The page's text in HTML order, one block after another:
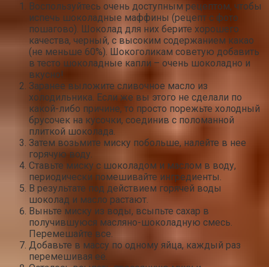
Воспользуйтесь очень доступным рецептом, чтобы
испечь шоколадные маффины (рецепт с фото
пошагово). Шоколад для них берите хорошего
качества, черный, с высоким содержанием какао
(не меньше 60%). Шокоголикам советую добавить
в тесто шоколадные капли – очень шоколадно и
вкусно!
Заранее выложите сливочное масло из
холодильника. Если же вы этого не сделали по
какой-либо причине, то просто порежьте холодный
брусочек на кусочки, соединив с поломанной
плиткой шоколада.
Затем возьмите миску побольше, налейте в нее
горячую воду.
Ставьте миску с шоколадом и маслом в воду,
периодически помешивайте ингредиенты.
В результате под действием горячей воды
шоколад и масло растают.
Выньте миску из воды, всыпьте сахар в
получившуюся масляно-шоколадную смесь.
Перемешайте все.
Добавьте в массу по одному яйца, каждый раз
перемешивая её.